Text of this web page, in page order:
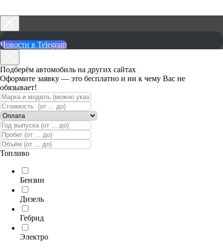
Новости в Telegram
Подберём автомобиль на других сайтах
Оформите заявку — это бесплатно и ни к чему Вас не
обязывает!
Топливо
Бензин
Дизель
Гебрид
Электро